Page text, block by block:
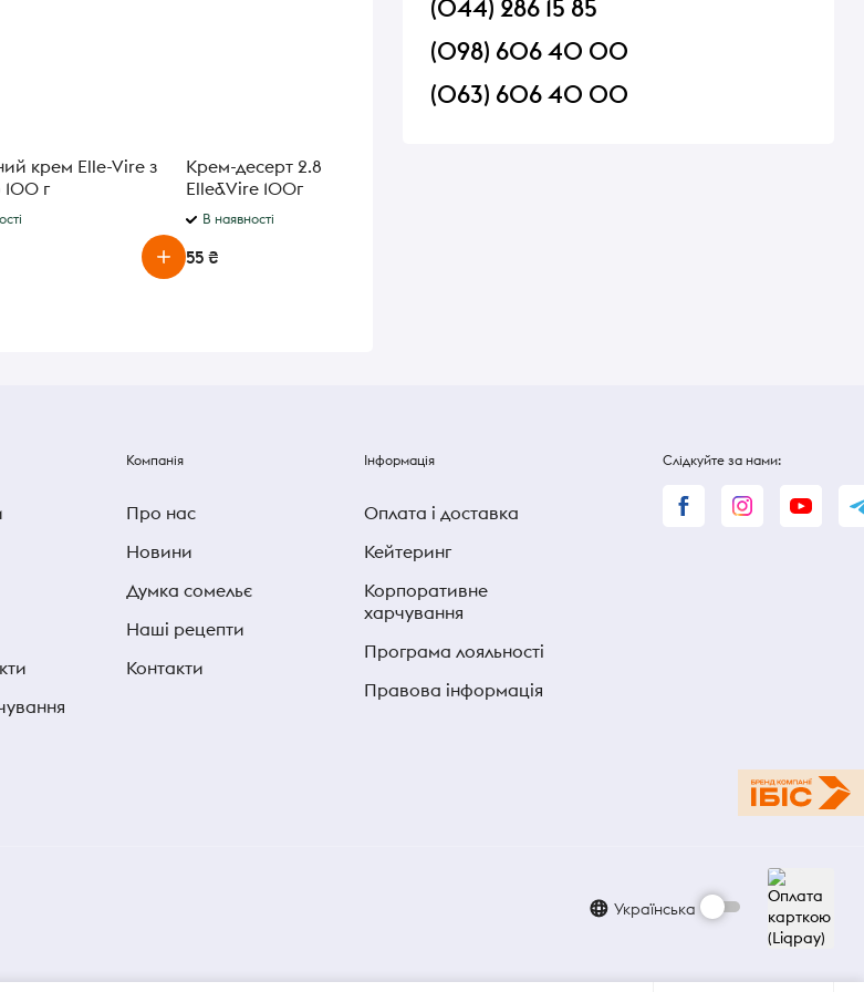
крем Elle-Vire з
100 г
Крем-десерт 2.8% Caramel
Elle&Vire 100г
В наявності
55 ₴
(044) 286 15 85
(098) 606 40 00
(063) 606 40 00
Компанія
Про нас
Новини
Думка сомельє
Наші рецепти
Контакти
Інформація
Оплата і доставка
Кейтеринг
Корпоративне
харчування
Програма лояльності
Правова інформація
Слідкуйте за нами:
Українська